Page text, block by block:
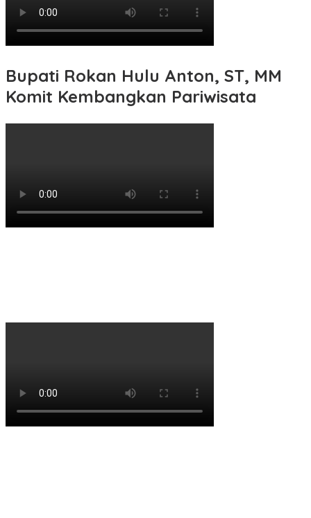
Bupati Rokan Hulu Anton, ST, MM
Komit Kembangkan Pariwisata